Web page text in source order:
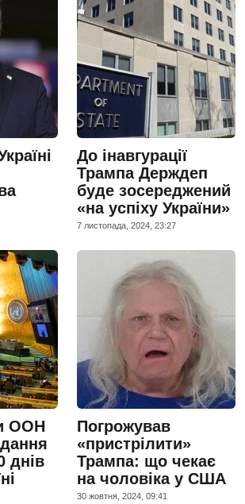
До інавгурації
Трампа Держдеп
буде зосереджений
«на успіху України»
7 листопада, 2024, 23:27
ООН
днів
Погрожував
«пристрілити»
Трампа: що чекає
на чоловіка у США
30 жовтня, 2024, 09:41